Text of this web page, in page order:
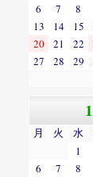
6
7 8
13
14 15
20
21 22
27
28 29
月 火 水
1
6
7 8